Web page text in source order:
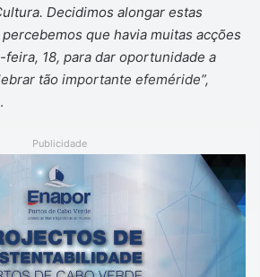
Decidimos alongar estas
que havia muitas acções
18, para dar oportunidade a
tão importante efeméride”,
Publicidade